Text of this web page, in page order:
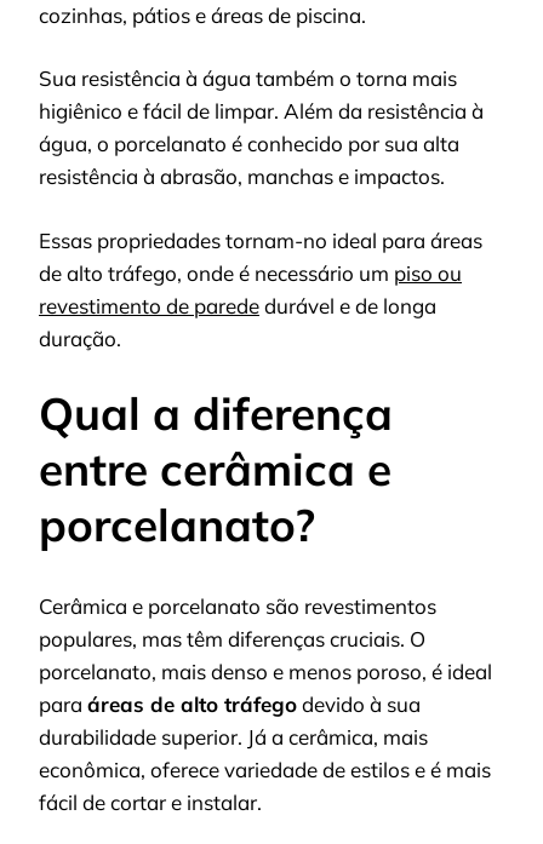
cozinhas, pátios e áreas de piscina.
Sua resistência à água também o torna mais
higiênico e fácil de limpar. Além da resistência à
água, o porcelanato é conhecido por sua alta
resistência à abrasão, manchas e impactos.
Essas propriedades tornam-no ideal para áreas
de alto tráfego, onde é necessário um piso ou
revestimento de parededurável e de longa
duração.
Qual a diferença
entre cerâmica e
porcelanato?
Cerâmica e porcelanato são revestimentos
populares, mas têm diferenças cruciais. O
porcelanato, mais denso e menos poroso, é ideal
para áreas de alto tráfegodevido à sua
durabilidade superior. Já a cerâmica, mais
econômica, oferece variedade de estilos e é mais
fácil de cortar e instalar.